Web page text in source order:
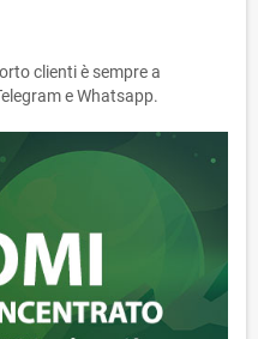
clienti è sempre a
e Whatsapp.